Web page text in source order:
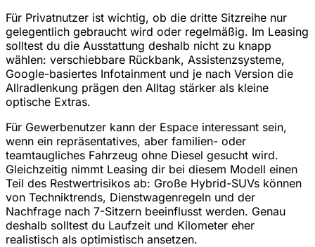
Für Privatnutzer ist wichtig, ob die dritte Sitzreihe nur
gelegentlich gebraucht wird oder regelmäßig. Im Leasing
solltest du die Ausstattung deshalb nicht zu knapp
wählen: verschiebbare Rückbank, Assistenzsysteme,
Google-basiertes Infotainment und je nach Version die
Allradlenkung prägen den Alltag stärker als kleine
optische Extras.
Für Gewerbenutzer kann der Espace interessant sein,
wenn ein repräsentatives, aber familien- oder
teamtaugliches Fahrzeug ohne Diesel gesucht wird.
Gleichzeitig nimmt Leasing dir bei diesem Modell einen
Teil des Restwertrisikos ab: Große Hybrid-SUVs können
von Techniktrends, Dienstwagenregeln und der
Nachfrage nach 7-Sitzern beeinflusst werden. Genau
deshalb solltest du Laufzeit und Kilometer eher
realistisch als optimistisch ansetzen.